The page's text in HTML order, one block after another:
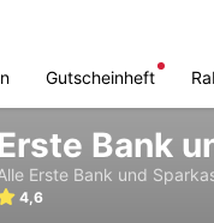
Gutscheinheft
Erste Bank
Erste Bank und
4,6